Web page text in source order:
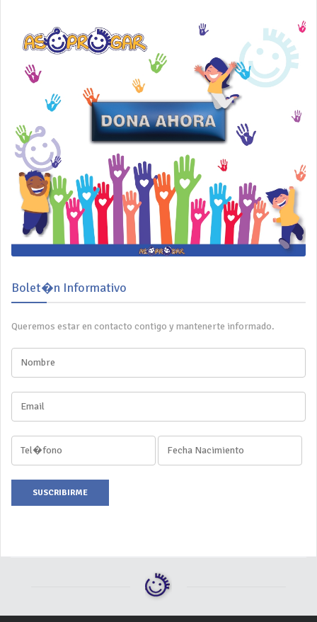
Bolet�n Informativo
Queremos estar en contacto contigo y mantenerte informado.
SUSCRIBIRME